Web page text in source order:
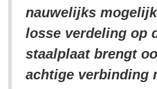
nauwelijks
losse verdeling op
staalplaat brengt
achtige verbinding